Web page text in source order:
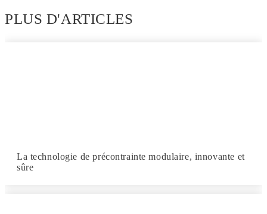
PLUS D'ARTICLES
La technologie de précontrainte modulaire, innovante et
sûre